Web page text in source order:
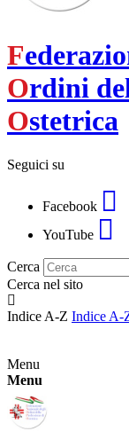
F
Ordini
Ostetrica
Seguici su
Facebook
YouTube
Cerca
Cerca nel sito
Indice A-Z Indice A-
Menu
Menu